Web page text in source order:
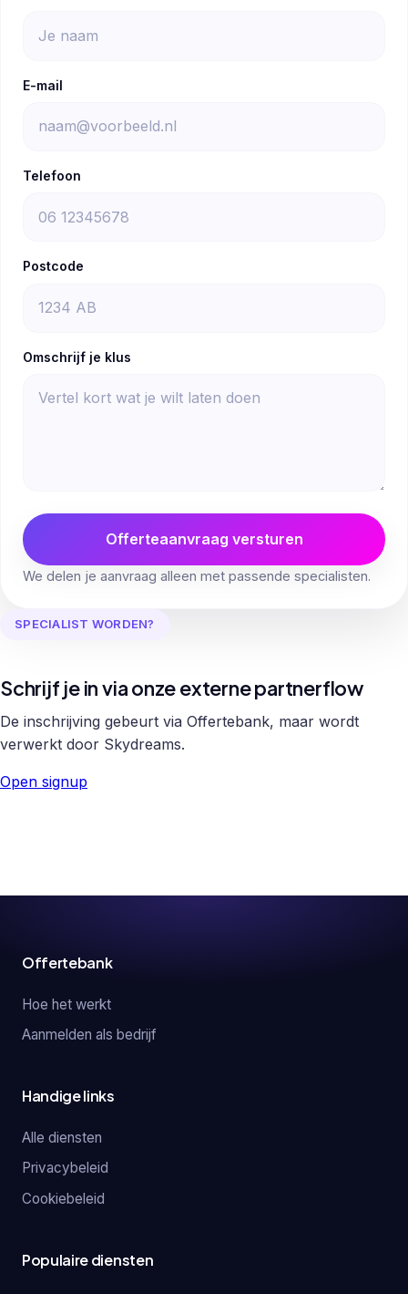
E-mail
Telefoon
Postcode
Omschrijf je klus
Offerteaanvraag versturen
We delen je aanvraag alleen met passende specialisten.
SPECIALIST WORDEN?
Schrijf je in via onze externe partnerflow
De inschrijving gebeurt via Offertebank, maar wordt
verwerkt door Skydreams.
Open signup
Offertebank
Hoe het werkt
Aanmelden als bedrijf
Handige links
Alle diensten
Privacybeleid
Cookiebeleid
Populaire diensten